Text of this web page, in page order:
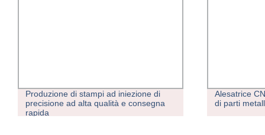
Produzione di stampi ad iniezione di
precisione ad alta qualità e consegna
rapida
Alesatrice
di parti